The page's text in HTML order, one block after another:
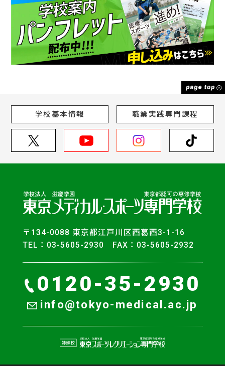
学校基本情報 職業実践専門課程
〒134-0088 東京都江戸川区西葛西3-1-16
TEL：03-5605-2930 FAX：03-5605-2932
0120-35-2930
info@tokyo-medical.ac.jp